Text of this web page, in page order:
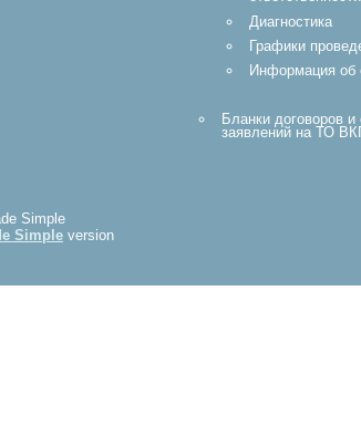
Диагностика
Графики
Информация об
Бланки договоров и
заявлений на ТО
Simple
Simple version